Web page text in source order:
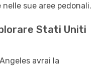
sue aree pedonali.
Stati Uniti
avrai la